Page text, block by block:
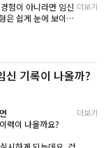
에는 성관계를 해
험이 아니라면 임신
은 쉽게 눈에 보이지
지와 그 형태의 정도
인다 하더라도 이 자
더보기
신 기록이 나올까?
력이 나올까요?
더보기